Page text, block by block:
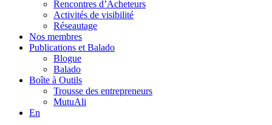
Rencontres d’Acheteurs
Activités de visibilité
Réseautage
Nos membres
Publications et Balado
Blogue
Balado
Boîte à Outils
Trousse des entrepreneurs
MutuAli
En